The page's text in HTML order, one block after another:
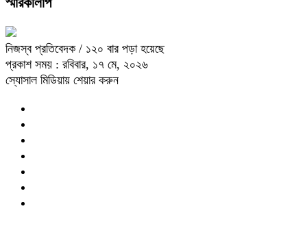
নিজস্ব প্রতিবেদক / ১২০ বার পড়া হয়েছে
প্রকাশ সময় : রবিবার, ১৭ মে, ২০২৬
স্যোসাল মিডিয়ায় শেয়ার করুন